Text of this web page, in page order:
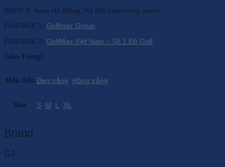
SHOP 5: Aeon Hà Đông, Hà Nội (openning soon)
FANPAGE 1: Golfmax Group
FANPAGE 2: GolfMax Việt Nam – Số 1 Đồ Golf
Trân Trọng!
Màu Sắc Đen trắng Hồng trắng
Size S M L XL
Brand
GJ